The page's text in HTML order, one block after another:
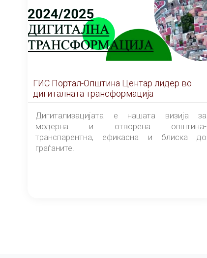
ГИС Портал-Општина Центар лидер во
дигиталната трансформација
Дигитализацијата е нашата визија за
модерна и отворена општина-
транспарентна, ефикасна и блиска до
граѓаните.